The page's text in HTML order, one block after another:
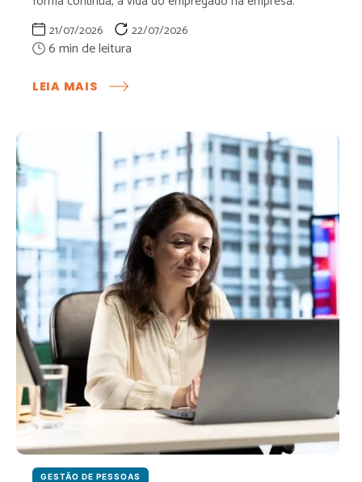
21/07/2026 22/07/2026
LEIA MAIS
ROTINAS
DEPARTAMENTO
QUAIS
SÃO
COMO
ORGANIZÁ-
LAS
GESTÃO DE PESSOAS